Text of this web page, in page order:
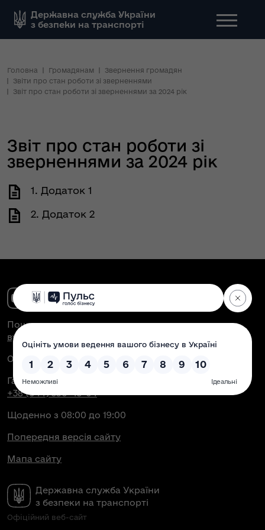
Державна служба України
з безпеки на транспорті
Головна Громадянам
Звернення громадян
Звіти про стан роботи зі зверненнями
Звіт про стан роботи зі зверненнями за 2024 рік
Звіт про стан роботи зі
зверненнями за 2024 рік
1. Додаток 1
2. Додаток 2
Державна служба України
з безпеки на транспорті
Офіційний веб-сайт
Поштова адреса:
вул. Антоновича, 51, м. Київ, 03150
Офіційна електронна пошта:contact@dsbt.gov.ua
Гаряча лінія Укртрансбезпеки:
+38 (044) 350-43-04
Щоденно з 08:00 до 19:00
Попередня версія сайту
Мапа сайту